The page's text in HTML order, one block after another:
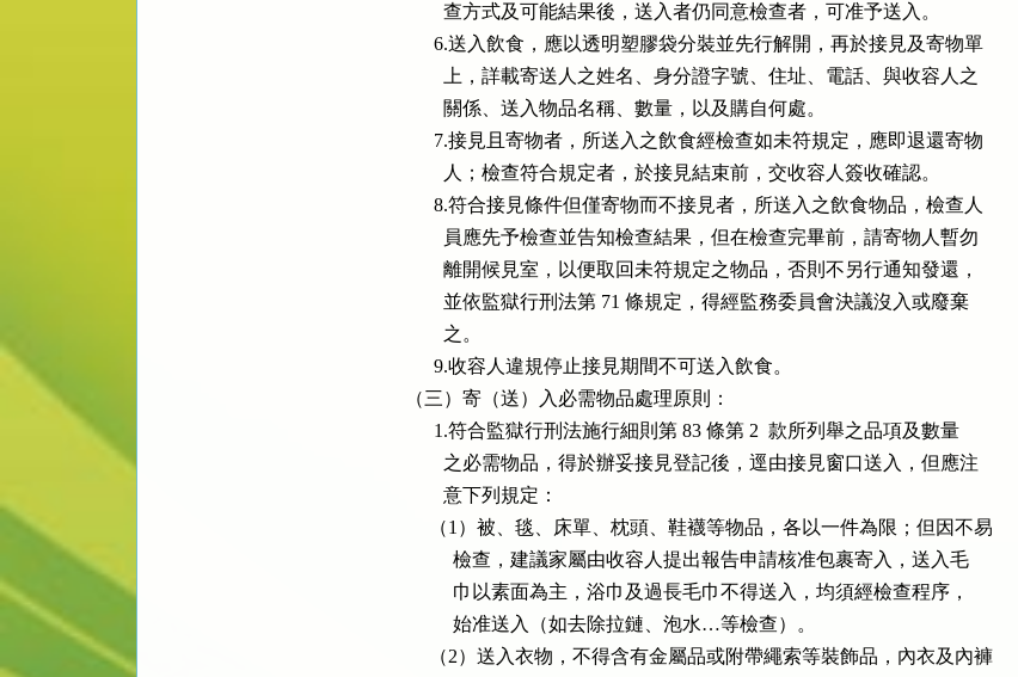
        查方式及可能結果後，送入者仍同意檢查者，可准予送入。
      6.送入飲食，應以透明塑膠袋分裝並先行解開，再於接見及寄物單
        上，詳載寄送人之姓名、身分證字號、住址、電話、與收容人之
        關係、送入物品名稱、數量，以及購自何處。
      7.接見且寄物者，所送入之飲食經檢查如未符規定，應即退還寄物
        人；檢查符合規定者，於接見結束前，交收容人簽收確認。
      8.符合接見條件但僅寄物而不接見者，所送入之飲食物品，檢查人
        員應先予檢查並告知檢查結果，但在檢查完畢前，請寄物人暫勿
        離開候見室，以便取回未符規定之物品，否則不另行通知發還，
        並依監獄行刑法第 71 條規定，得經監務委員會決議沒入或廢棄
        之。
      9.收容人違規停止接見期間不可送入飲食。
（三）寄（送）入必需物品處理原則：
      1.符合監獄行刑法施行細則第 83 條第 2  款所列舉之品項及數量
        之必需物品，得於辦妥接見登記後，逕由接見窗口送入，但應注
        意下列規定：
     （1）被、毯、床單、枕頭、鞋襪等物品，各以一件為限；但因不易
          檢查，建議家屬由收容人提出報告申請核准包裹寄入，送入毛
          巾以素面為主，浴巾及過長毛巾不得送入，均須經檢查程序，
          始准送入（如去除拉鏈、泡水…等檢查）。
     （2）送入衣物，不得含有金屬品或附帶繩索等裝飾品，內衣及內褲